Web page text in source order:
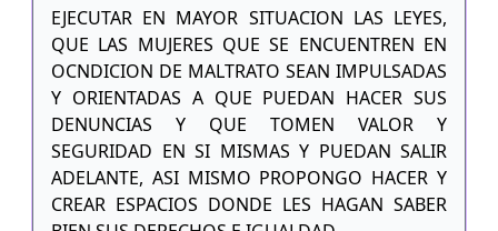
EJECUTAR EN MAYOR SITUACION LAS LEYES,
QUE LAS MUJERES QUE SE ENCUENTREN EN
OCNDICION DE MALTRATO SEAN IMPULSADAS
Y ORIENTADAS A QUE PUEDAN HACER SUS
DENUNCIAS Y QUE TOMEN VALOR Y
SEGURIDAD EN SI MISMAS Y PUEDAN SALIR
ADELANTE, ASI MISMO PROPONGO HACER Y
CREAR ESPACIOS DONDE LES HAGAN SABER